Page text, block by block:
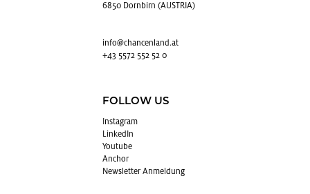
6850 Dornbirn (AUSTRIA)
info@​chancenland.​at
+43 5572 552 52 0
FOLLOW US
In­sta­gram
Lin­kedIn
You­tube
An­chor
News­let­ter An­mel­dung